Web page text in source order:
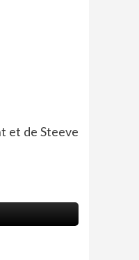
et de Steeve